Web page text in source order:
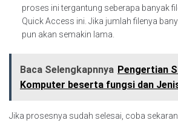
proses ini tergantung seberapa banyak
Quick Access ini. Jika jumlah filenya
pun akan semakin lama.
Baca Selengkapnnya Pengertian
Komputer beserta fungsi dan
Jika prosesnya sudah selesai, coba